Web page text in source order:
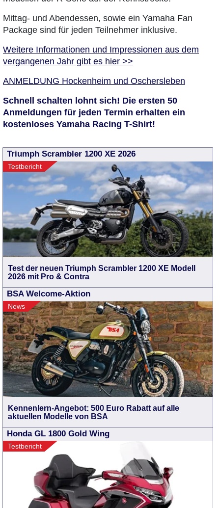
Mittag- und Abendessen, sowie ein Yamaha Fan
Package sind für jeden Teilnehmer inklusive.
Weitere Informationen und Impressionen aus dem
vergangenen Jahr gibt es hier >>
ANMELDUNG Hockenheim und Oschersleben
Schnell schalten lohnt sich! Die ersten 50
Anmeldungen für jeden Termin erhalten ein
kostenloses Yamaha Racing T-Shirt!
Triumph Scrambler 1200 XE 2026
Testbericht
Test der neuen Triumph Scrambler 1200 XE Modell
2026 mit Pro & Contra
BSA Welcome-Aktion
News
Kennenlern-Angebot: 500 Euro Rabatt auf alle
aktuellen Modelle von BSA
Honda GL 1800 Gold Wing
Testbericht